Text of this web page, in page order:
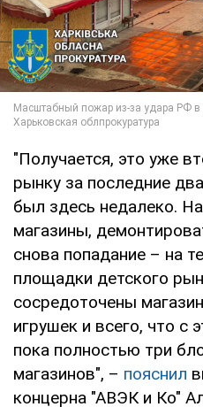
"Получается, это уже
рынку за последние
был здесь недалеко.
магазины,
снова попадание – на
площадки детского
сосредоточены
игрушек и всего, что с
пока полностью три
магазинов", – пояснил
концерна "АВЭК и Ко"